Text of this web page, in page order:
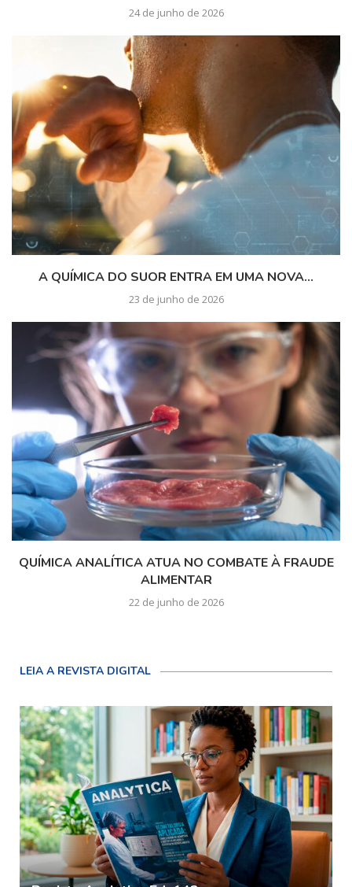
24 de junho de 2026
A QUÍMICA DO SUOR ENTRA EM UMA NOVA...
23 de junho de 2026
QUÍMICA ANALÍTICA ATUA NO COMBATE À FRAUDE
ALIMENTAR
22 de junho de 2026
LEIA A REVISTA DIGITAL